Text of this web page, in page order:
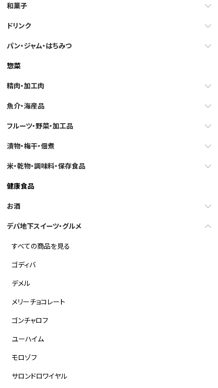
和菓子
ドリンク
パン・ジャム・はちみつ
惣菜
精肉・加工肉
魚介・海産品
フルーツ・野菜・加工品
漬物・梅干・佃煮
米・乾物・調味料・保存食品
健康食品
お酒
デパ地下スイーツ・グルメ
すべての商品を見る
ゴディバ
デメル
メリーチョコレート
ゴンチャロフ
ユーハイム
モロゾフ
サロンドロワイヤル